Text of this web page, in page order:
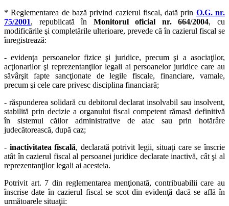
* Reglementarea de bază privind cazierul fiscal, dată prin O.G. nr.
75/2001, republicată în Monitorul oficial nr. 664/2004, cu
modificările şi completările ulterioare, prevede că în cazierul fiscal se
înregistrează:
- evidenţa persoanelor fizice şi juridice, precum şi a asociaţilor,
acţionarilor şi reprezentanţilor legali ai persoanelor juridice care au
săvârşit fapte sancţionate de legile fiscale, financiare, vamale,
precum şi cele care privesc disciplina financiară;
- răspunderea solidară cu debitorul declarat insolvabil sau insolvent,
stabilită prin decizie a organului fiscal competent rămasă definitivă
în sistemul căilor administrative de atac sau prin hotărâre
judecătorească, după caz;
- inactivitatea fiscală, declarată potrivit legii, situaţi care se înscrie
atât în cazierul fiscal al persoanei juridice declarate inactivă, cât şi al
reprezentanţilor legali ai acesteia.
Potrivit art. 7 din reglementarea menţionată, contribuabilii care au
înscrise date în cazierul fiscal se scot din evidenţă dacă se află în
următoarele situaţii: